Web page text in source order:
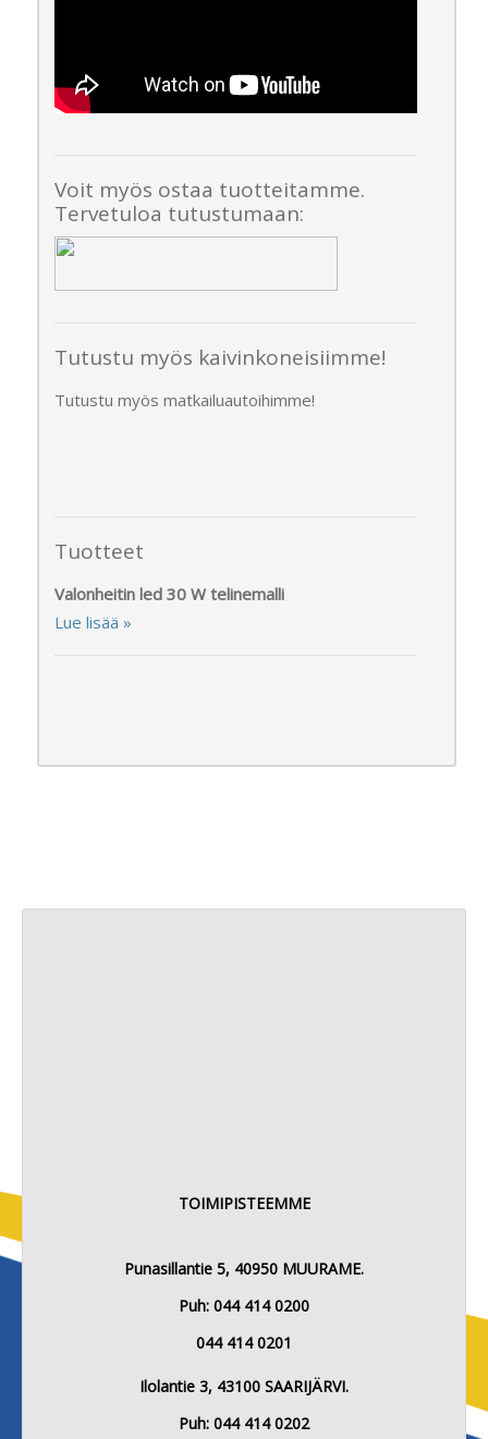
Voit myös ostaa tuotteitamme.
Tervetuloa tutustumaan:
Tutustu myös kaivinkoneisiimme!
Tutustu myös matkailuautoihimme!
Tuotteet
Valonheitin led 30 W telinemalli
Lue lisää »
TOIMIPISTEEMME
Punasillantie 5, 40950 MUURAME.
Puh: 044 414 0200
044 414 0201
Ilolantie 3, 43100 SAARIJÄRVI.
Puh: 044 414 0202